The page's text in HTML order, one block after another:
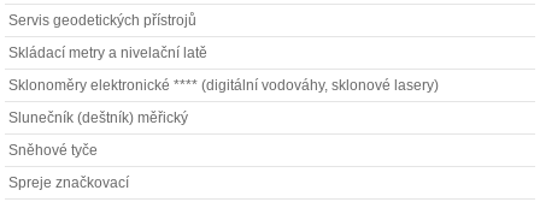
Servis geodetických přístrojů
Skládací metry a nivelační latě
Sklonoměry elektronické **** (digitální vodováhy, sklonové lasery)
Slunečník (deštník) měřický
Sněhové tyče
Spreje značkovací